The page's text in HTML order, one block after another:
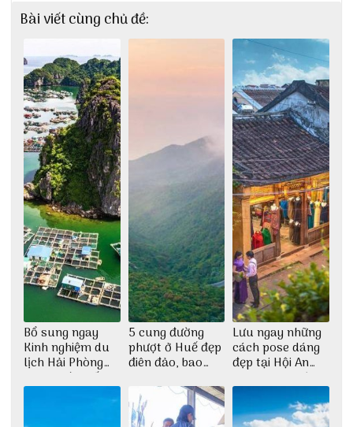
Bài viết cùng chủ đề:
Bổ sung ngay
Kinh nghiệm du
lịch Hải Phòng
2022 mới nhất
5 cung đường
phượt ở Huế đẹp
điên đảo, bao
dịch
Lưu ngay những
cách pose dáng
đẹp tại Hội An
cho dân nghiện
sống ảo